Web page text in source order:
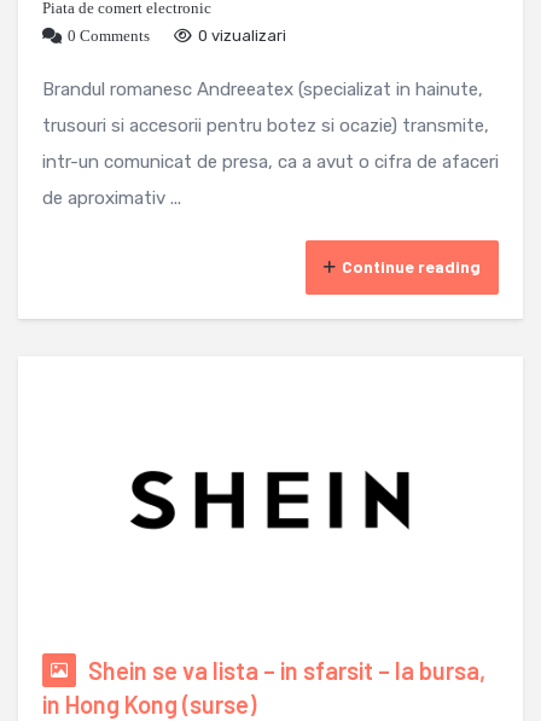
Piata de comert electronic
0 Comments
0 vizualizari
Brandul romanesc Andreeatex (specializat in hainute,
trusouri si accesorii pentru botez si ocazie) transmite,
intr-un comunicat de presa, ca a avut o cifra de afaceri
de aproximativ ...
Continue reading
Shein se va lista – in sfarsit – la bursa,
in Hong Kong (surse)